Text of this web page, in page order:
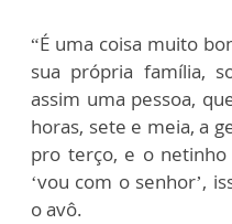
“É uma coisa muito
sua própria família,
assim uma pessoa,
horas, sete e meia, a
pro terço, e o
‘vou com o senhor’,
o avô.